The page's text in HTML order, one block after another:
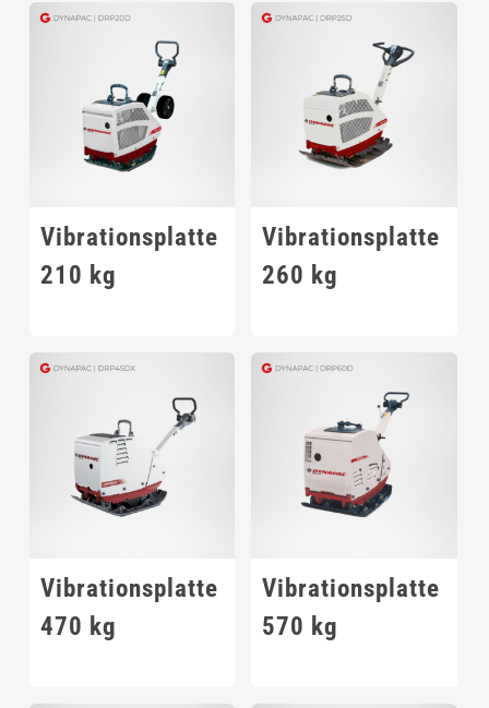
Vibrationsplatte
210 kg
Vibrationsplatte
260 kg
Vibrationsplatte
470 kg
Vibrationsplatte
570 kg